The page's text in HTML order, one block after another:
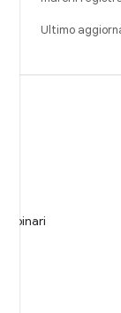
Ultimo
binari